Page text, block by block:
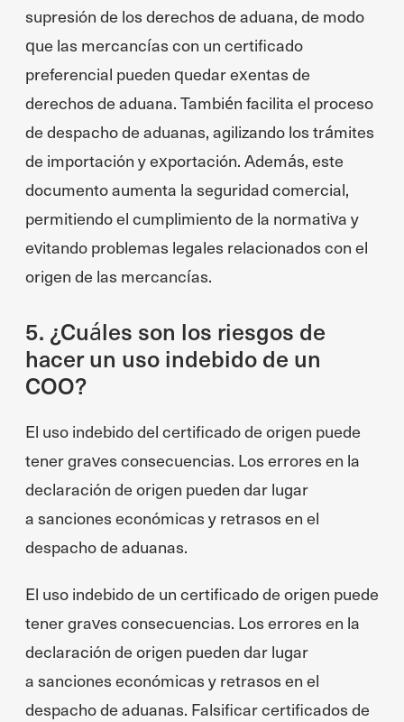
supresión de los derechos de aduana, de modo
que las mercancías con un certificado
preferencial pueden quedar exentas de
derechos de aduana. También facilita el proceso
de despacho de aduanas, agilizando los trámites
de importación y exportación. Además, este
documento aumenta la seguridad comercial,
permitiendo el cumplimiento de la normativa y
evitando problemas legales relacionados con el
origen de las mercancías.
5. ¿Cuáles son los riesgos de
hacer un uso indebido de un
COO?
El uso indebido del certificado de origen puede
tener graves consecuencias. Los errores en la
declaración de origen pueden dar lugar
a sanciones económicas y retrasos en el
despacho de aduanas.
El uso indebido de un certificado de origen puede
tener graves consecuencias. Los errores en la
declaración de origen pueden dar lugar
a sanciones económicas y retrasos en el
despacho de aduanas. Falsificar certificados de